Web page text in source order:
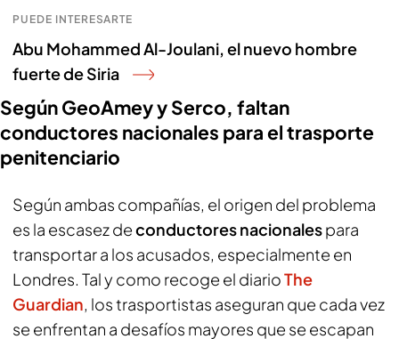
PUEDE INTERESARTE
Abu Mohammed Al-Joulani, el nuevo hombre
fuerte de Siria
Según GeoAmey y Serco, faltan
conductores nacionales para el trasporte
penitenciario
Según ambas compañías, el origen del problema
es la escasez deconductores nacionalespara
transportar a los acusados, especialmente en
Londres. Tal y como recoge el diarioThe
Guardian, los trasportistas aseguran que cada vez
se enfrentan a desafíos mayores que se escapan